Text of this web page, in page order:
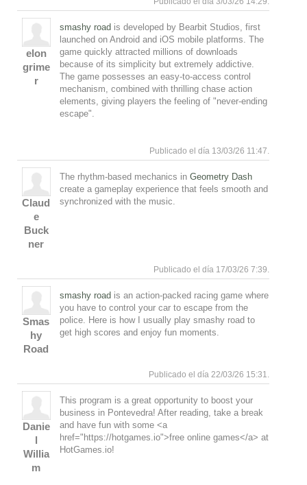
elon
grime
r
smashy road is developed by Bearbit Studios, first
launched on Android and iOS mobile platforms. The
game quickly attracted millions of downloads
because of its simplicity but extremely addictive.
The game possesses an easy-to-access control
mechanism, combined with thrilling chase action
elements, giving players the feeling of "never-ending
escape".
Publicado el día 13/03/26 11:47.
Claud
e
Buck
ner
The rhythm-based mechanics in Geometry Dash
create a gameplay experience that feels smooth and
synchronized with the music.
Publicado el día 17/03/26 7:39.
Smas
hy
Road
smashy road is an action-packed racing game where
you have to control your car to escape from the
police. Here is how I usually play smashy road to
get high scores and enjoy fun moments.
Publicado el día 22/03/26 15:31.
Danie
Willia
m
This program is a great opportunity to boost your
business in Pontevedra! After reading, take a break
and have fun with some <a
href="https://hotgames.io">free online games</a> at
HotGames.io!